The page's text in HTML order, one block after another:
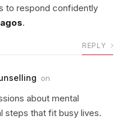
to respond confidently
.
REPLY
on
about mental
steps that fit busy lives.